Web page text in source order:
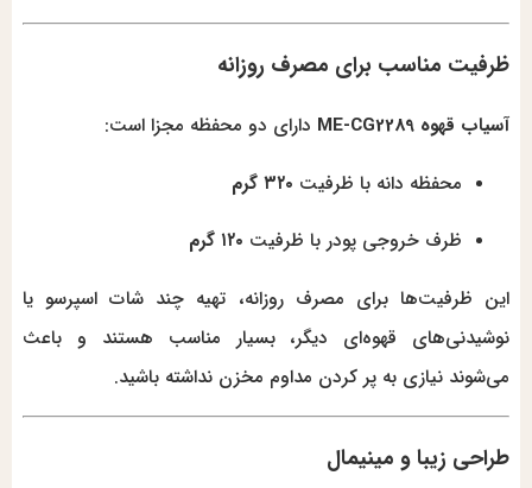
ظرفیت مناسب برای مصرف روزانه
آسیاب قهوه ME-CG2289 دارای دو محفظه مجزا است:
محفظه دانه با ظرفیت ۳۲۰ گرم
ظرف خروجی پودر با ظرفیت ۱۲۰ گرم
این ظرفیت‌ها برای مصرف روزانه، تهیه چند شات اسپرسو یا
نوشیدنی‌های قهوه‌ای دیگر، بسیار مناسب هستند و باعث
می‌شوند نیازی به پر کردن مداوم مخزن نداشته باشید.
طراحی زیبا و مینیمال